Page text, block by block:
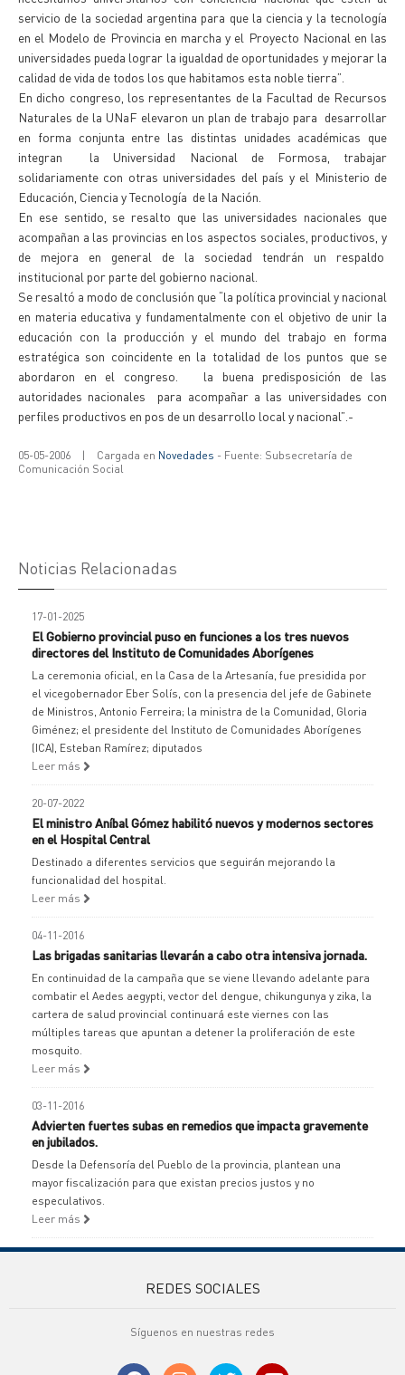
servicio de la sociedad argentina para que la ciencia y la tecnología
en el Modelo de Provincia en marcha y el Proyecto Nacional en las
universidades pueda lograr la igualdad de oportunidades y mejorar la
calidad de vida de todos los que habitamos esta noble tierra”.
En dicho congreso, los representantes de la Facultad de Recursos
Naturales de la UNaF elevaron un plan de trabajo para desarrollar
en forma conjunta entre las distintas unidades académicas que
integran la Universidad Nacional de Formosa, trabajar
solidariamente con otras universidades del país y el Ministerio de
Educación, Ciencia y Tecnología de la Nación.
En ese sentido, se resalto que las universidades nacionales que
acompañan a las provincias en los aspectos sociales, productivos, y
de mejora en general de la sociedad tendrán un respaldo
institucional por parte del gobierno nacional.
Se resaltó a modo de conclusión que “la política provincial y nacional
en materia educativa y fundamentalmente con el objetivo de unir la
educación con la producción y el mundo del trabajo en forma
estratégica son coincidente en la totalidad de los puntos que se
abordaron en el congreso. la buena predisposición de las
autoridades nacionales para acompañar a las universidades con
perfiles productivos en pos de un desarrollo local y nacional”.-
05-05-2006 | Cargada en Novedades - Fuente: Subsecretaría de
Comunicación Social
Noticias Relacionadas
17-01-2025
El Gobierno provincial puso en funciones a los tres nuevos
directores del Instituto de Comunidades Aborígenes
La ceremonia oficial, en la Casa de la Artesanía, fue presidida por
el vicegobernador Eber Solís, con la presencia del jefe de Gabinete
de Ministros, Antonio Ferreira; la ministra de la Comunidad, Gloria
Giménez; el presidente del Instituto de Comunidades Aborígenes
(ICA), Esteban Ramírez; diputados
Leer más
20-07-2022
El ministro Aníbal Gómez habilitó nuevos y modernos sectores
en el Hospital Central
Destinado a diferentes servicios que seguirán mejorando la
funcionalidad del hospital.
Leer más
04-11-2016
Las brigadas sanitarias llevarán a cabo otra intensiva jornada.
En continuidad de la campaña que se viene llevando adelante para
combatir el Aedes aegypti, vector del dengue, chikungunya y zika, la
cartera de salud provincial continuará este viernes con las
múltiples tareas que apuntan a detener la proliferación de este
mosquito.
Leer más
03-11-2016
Advierten fuertes subas en remedios que impacta gravemente
en jubilados.
Desde la Defensoría del Pueblo de la provincia, plantean una
mayor fiscalización para que existan precios justos y no
especulativos.
Leer más
REDES SOCIALES
Síguenos en nuestras redes